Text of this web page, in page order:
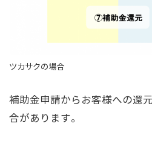
ツカサクの場合
補助金申請からお客様への還
合があります。